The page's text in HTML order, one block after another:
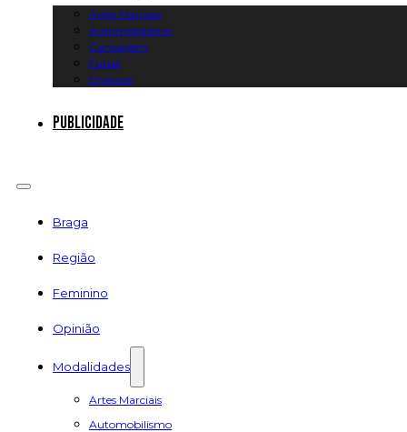
Artes Marciais
Automobilismo
Canoagem
Futsal
Diversos
Publicidade
Braga
Região
Feminino
Opinião
Modalidades
Artes Marciais
Automobilismo